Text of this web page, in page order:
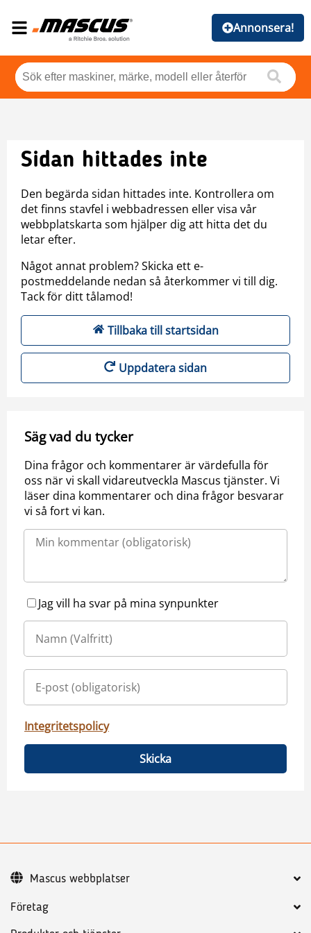
Annonsera!
Sidan hittades inte
Den begärda sidan hittades inte. Kontrollera om
det finns stavfel i webbadressen eller visa vår
webbplatskarta som hjälper dig att hitta det du
letar efter.
Något annat problem? Skicka ett e-
postmeddelande nedan så återkommer vi till dig.
Tack för ditt tålamod!
Tillbaka till startsidan
Uppdatera sidan
Säg vad du tycker
Dina frågor och kommentarer är värdefulla för
oss när vi skall vidareutveckla Mascus tjänster. Vi
läser dina kommentarer och dina frågor besvarar
vi så fort vi kan.
Jag vill ha svar på mina synpunkter
Integritetspolicy
Skicka
Företag
Mascus webbplatser